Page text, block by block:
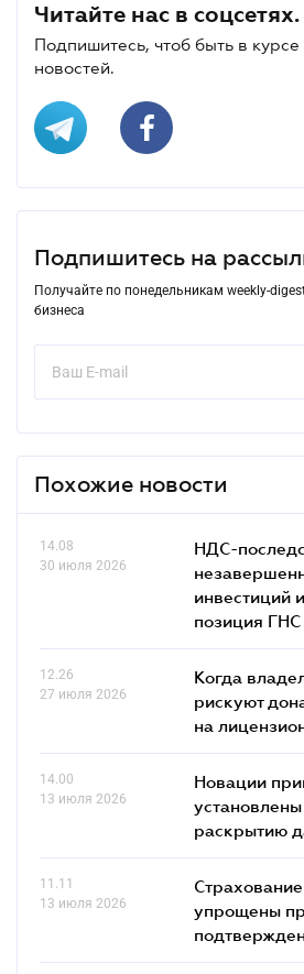
Читайте нас в соцсетях.
Подпишитесь, чтоб быть в
новостей.
Подпишитесь на
Получайте по понедельникам weekly-
бизнеса
Похожие новости
14.08
30 июля 2026
НДС-
инвестиций
позиция ГНС
12.26
27 июля 2026
Когда
рискуют
на
14.00
13 июля 2026
Новации
раскрытию
11.11
13 июля 2026
упрощены